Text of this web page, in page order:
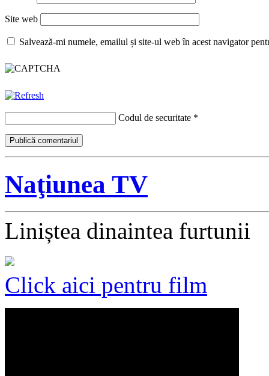
Site web
Salvează-mi numele, emailul și site-ul web în acest navigator
Codul de securitate *
Naţiunea TV
Liniștea dinaintea furtunii
Click aici pentru film